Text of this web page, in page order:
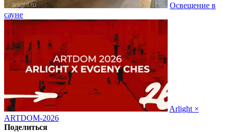
Освещение в
сауне
Arlight ×
ARTDOM-2026
Поделиться